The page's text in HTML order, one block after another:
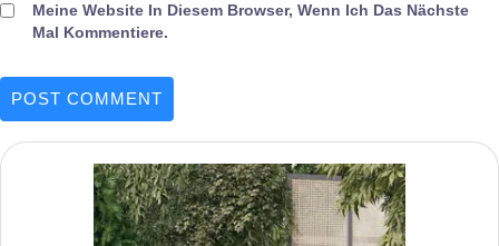
Meine Website In Diesem Browser, Wenn Ich Das Nächste
Mal Kommentiere.